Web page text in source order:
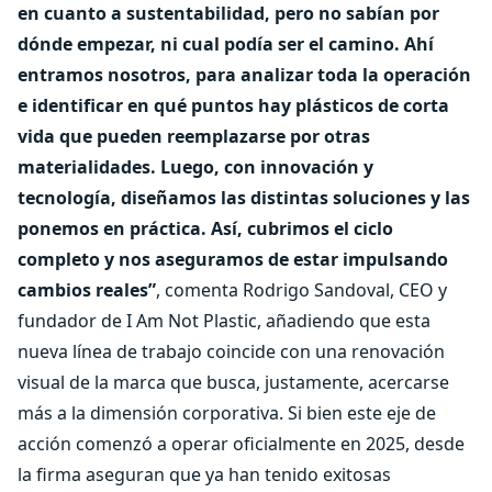
en cuanto a sustentabilidad, pero no sabían por
dónde empezar, ni cual podía ser el camino. Ahí
entramos nosotros, para analizar toda la operación
e identificar en qué puntos hay plásticos de corta
vida que pueden reemplazarse por otras
materialidades. Luego, con innovación y
tecnología, diseñamos las distintas soluciones y las
ponemos en práctica. Así, cubrimos el ciclo
completo y nos aseguramos de estar impulsando
cambios reales”, comenta Rodrigo Sandoval, CEO y
fundador de I Am Not Plastic, añadiendo que esta
nueva línea de trabajo coincide con una renovación
visual de la marca que busca, justamente, acercarse
más a la dimensión corporativa. Si bien este eje de
acción comenzó a operar oficialmente en 2025, desde
la firma aseguran que ya han tenido exitosas